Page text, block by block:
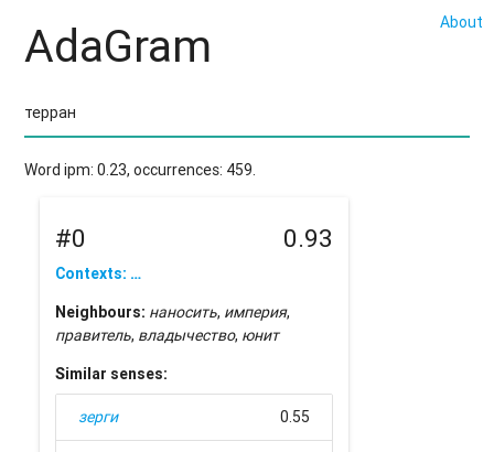
About
AdaGram
Word ipm: 0.23, occurrences: 459.
#0 0.93
Contexts: …
Neighbours: наносить, империя,
правитель, владычество, юнит
Similar senses:
зерги 0.55